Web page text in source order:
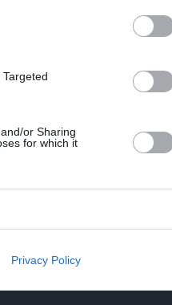
or Sharing
for which it
Privacy Policy